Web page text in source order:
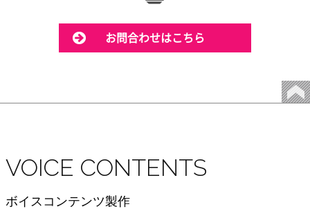
お問合わせはこちら
VOICE CONTENTS
ボイスコンテンツ製作